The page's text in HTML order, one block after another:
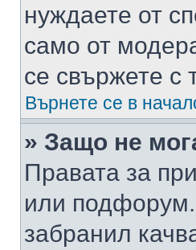
нуждаете от
само от
се свържете с
Върнете се в
» Защо не
Правата за
или
забранил